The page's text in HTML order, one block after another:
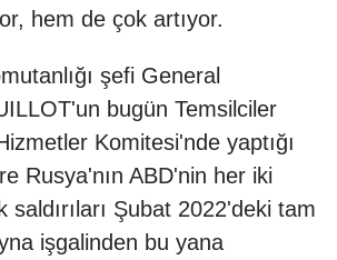
hem de çok artıyor.
şefi General
bugün Temsilciler
Komitesi'nde yaptığı
Rusya'nın ABD'nin her iki
saldırıları Şubat 2022'deki tam
işgalinden bu yana